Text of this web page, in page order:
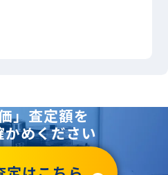
」査定額を
めください